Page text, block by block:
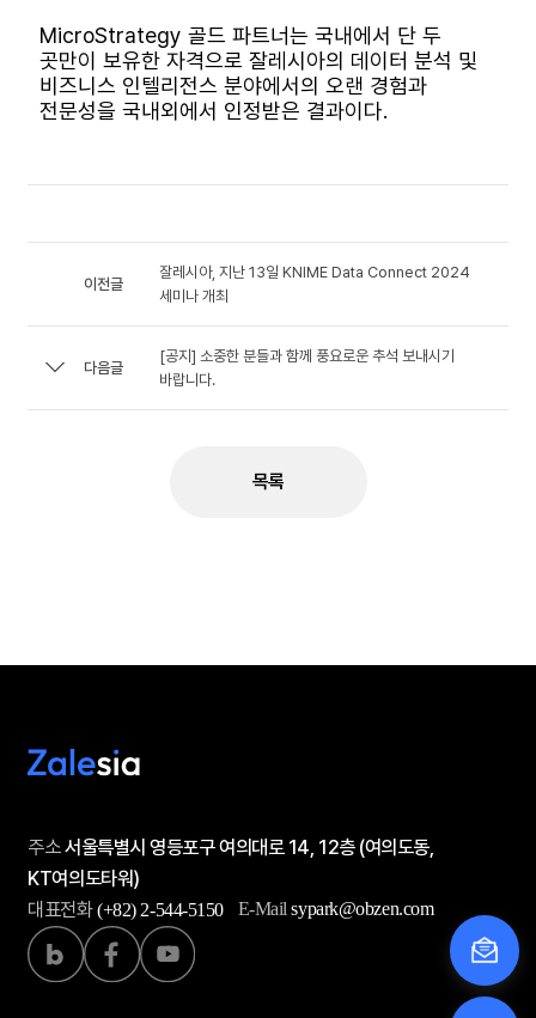
MicroStrategy 골드 파트너는 국내에서 단 두
곳만이 보유한 자격으로 잘레시아의 데이터 분석 및
비즈니스 인텔리전스 분야에서의 오랜 경험과
전문성을 국내외에서 인정받은 결과이다.
이전글
잘레시아, 지난 13일 KNIME Data Connect 2024
세미나 개최
다음글
[공지] 소중한 분들과 함께 풍요로운 추석 보내시기
바랍니다.
목록
주소서울특별시 영등포구 여의대로 14, 12층 (여의도동,
KT여의도타워)
대표전화(+82) 2-544-5150 E-Mailsypark@obzen.com